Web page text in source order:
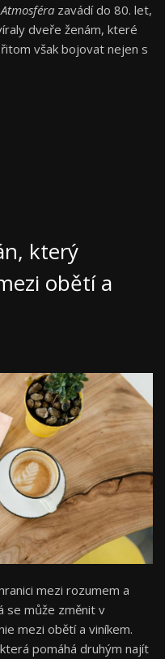
Atmosféra zavádí do 80. let,
dveře ženám, které
však bojovat nejen s
který
obětí a
mezi rozumem a
se může změnit v
mezi obětí a viníkem.
pomáhá druhým najít